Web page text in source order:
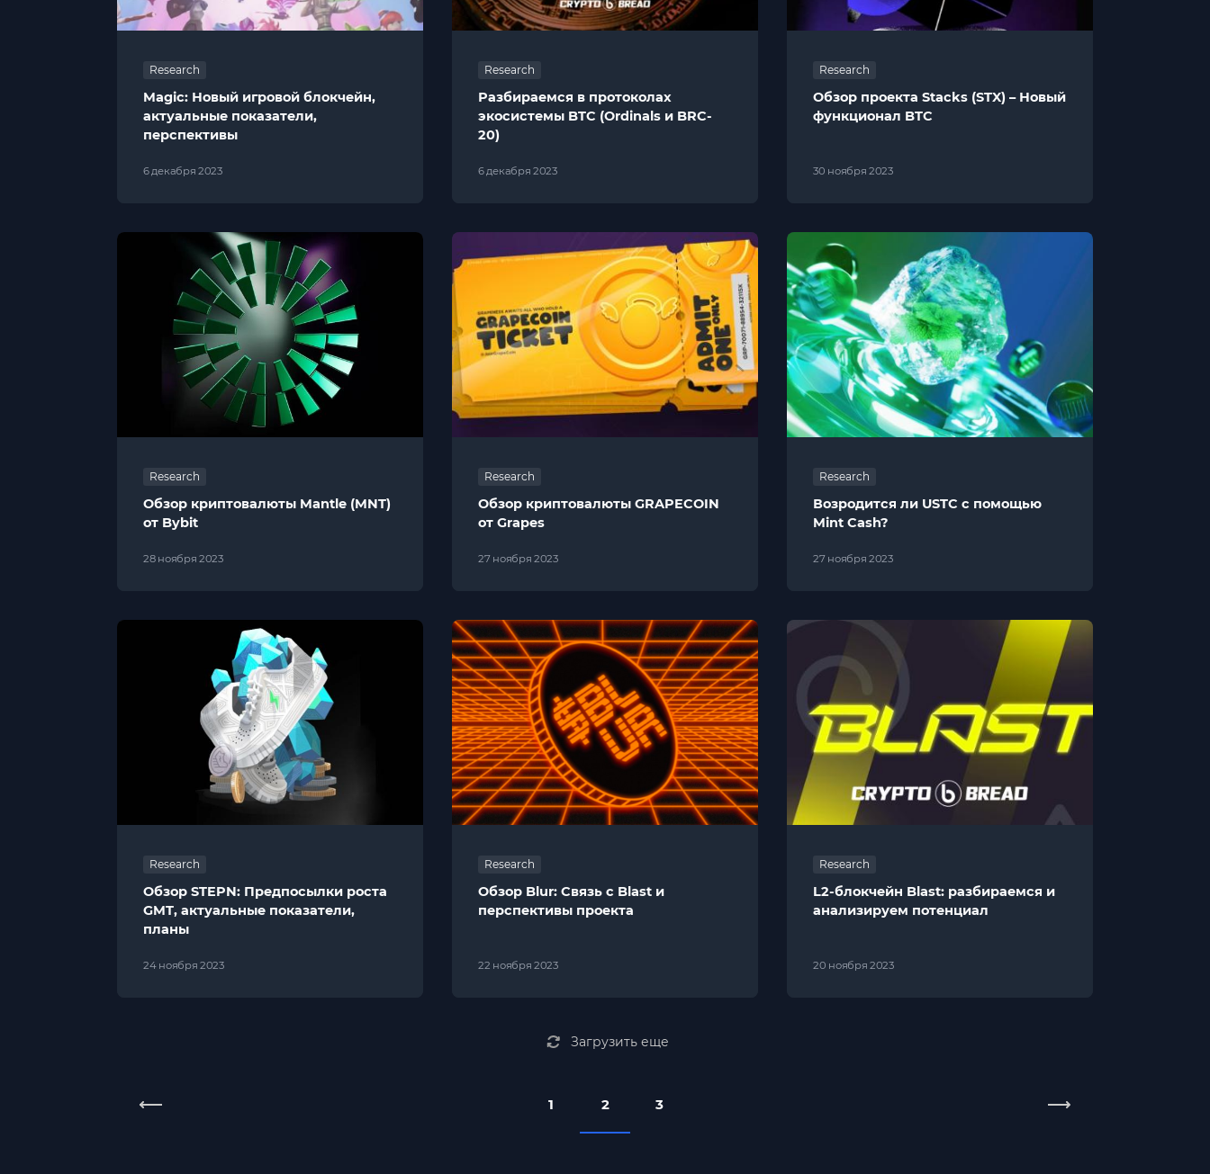
Research
6 декабря 2023
Magic: Новый игровой блокчейн,
актуальные показатели,
перспективы
Research
6 декабря 2023
Разбираемся в протоколах
экосистемы BTC (Ordinals и BRC-
20)
Research
30 ноября 2023
Обзор проекта Stacks (STX) – Новый
функционал BTC
Research
28 ноября 2023
Обзор криптовалюты Mantle (MNT)
от Bybit
Research
27 ноября 2023
Обзор криптовалюты GRAPECOIN
от Grapes
Research
27 ноября 2023
Возродится ли USTC с помощью
Mint Cash?
Research
24 ноября 2023
Обзор STEPN: Предпосылки роста
GMT, актуальные показатели,
планы
Research
22 ноября 2023
Обзор Blur: Связь с Blast и
перспективы проекта
Research
20 ноября 2023
L2-блокчейн Blast: разбираемся и
анализируем потенциал
Загрузить еще
1 2 3